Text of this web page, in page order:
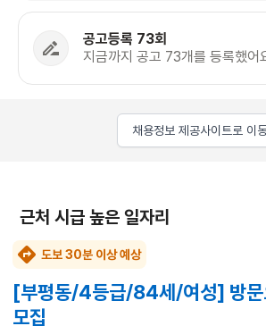
공고등록 73회
지금까지 공고 73개를 등록했어
채용정보 제공사이트로 이
근처 시급 높은 일자리
도보 30분 이상 예상
[부평동/4등급/84세/여성] 방문
모집